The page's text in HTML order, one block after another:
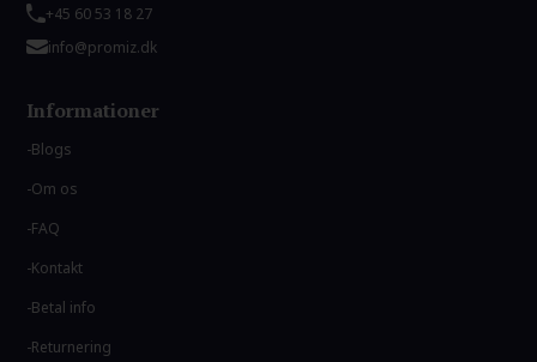
+45 60 53 18 27
info@promiz.dk
Informationer
Blogs
Om os
FAQ
Kontakt
Betal info
Returnering